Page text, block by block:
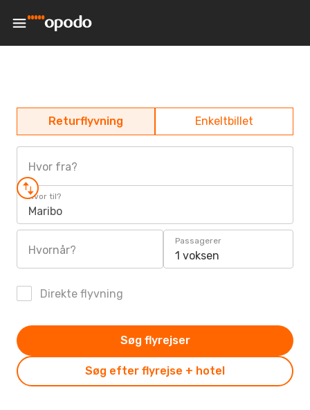
Returflyvning Enkeltbillet
Hvor fra?
Hvor til?
Maribo
Hvornår?
Passagerer
1 voksen
Direkte flyvning
Søg efter flyrejse + hotel
Søg flyrejser